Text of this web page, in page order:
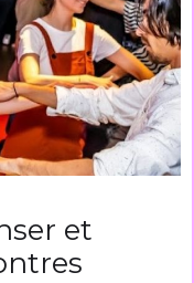
et